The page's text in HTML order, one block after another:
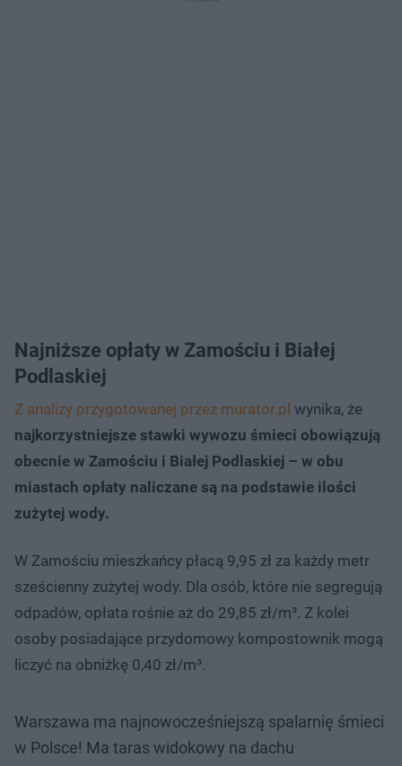
Najniższe opłaty w Zamościu i Białej
Podlaskiej
Z analizy przygotowanej przez murator.pl wynika, że
najkorzystniejsze stawki wywozu śmieci obowiązują
obecnie w Zamościu i Białej Podlaskiej – w obu
miastach opłaty naliczane są na podstawie ilości
zużytej wody.
W Zamościu mieszkańcy płacą 9,95 zł za każdy metr
sześcienny zużytej wody. Dla osób, które nie segregują
odpadów, opłata rośnie aż do 29,85 zł/m³. Z kolei
osoby posiadające przydomowy kompostownik mogą
liczyć na obniżkę 0,40 zł/m³.
Warszawa ma najnowocześniejszą spalarnię śmieci
w Polsce! Ma taras widokowy na dachu